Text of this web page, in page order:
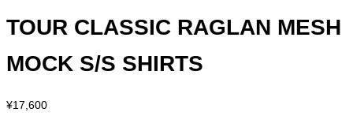
TOUR CLASSIC RAGLAN MESH
MOCK S/S SHIRTS
¥17,600